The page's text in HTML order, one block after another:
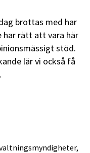
brottas med har
har rätt att vara här
stöd.
lär vi också få